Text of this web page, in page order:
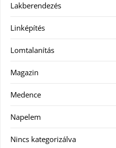
Lakberendezés
Linképítés
Lomtalanítás
Magazin
Medence
Napelem
Nincs kategorizálva